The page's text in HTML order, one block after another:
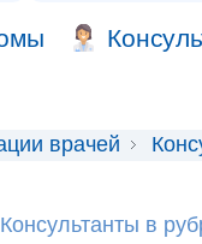
врачей
Консультанты в